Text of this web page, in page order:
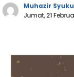
Muhazir
Jumat, 21